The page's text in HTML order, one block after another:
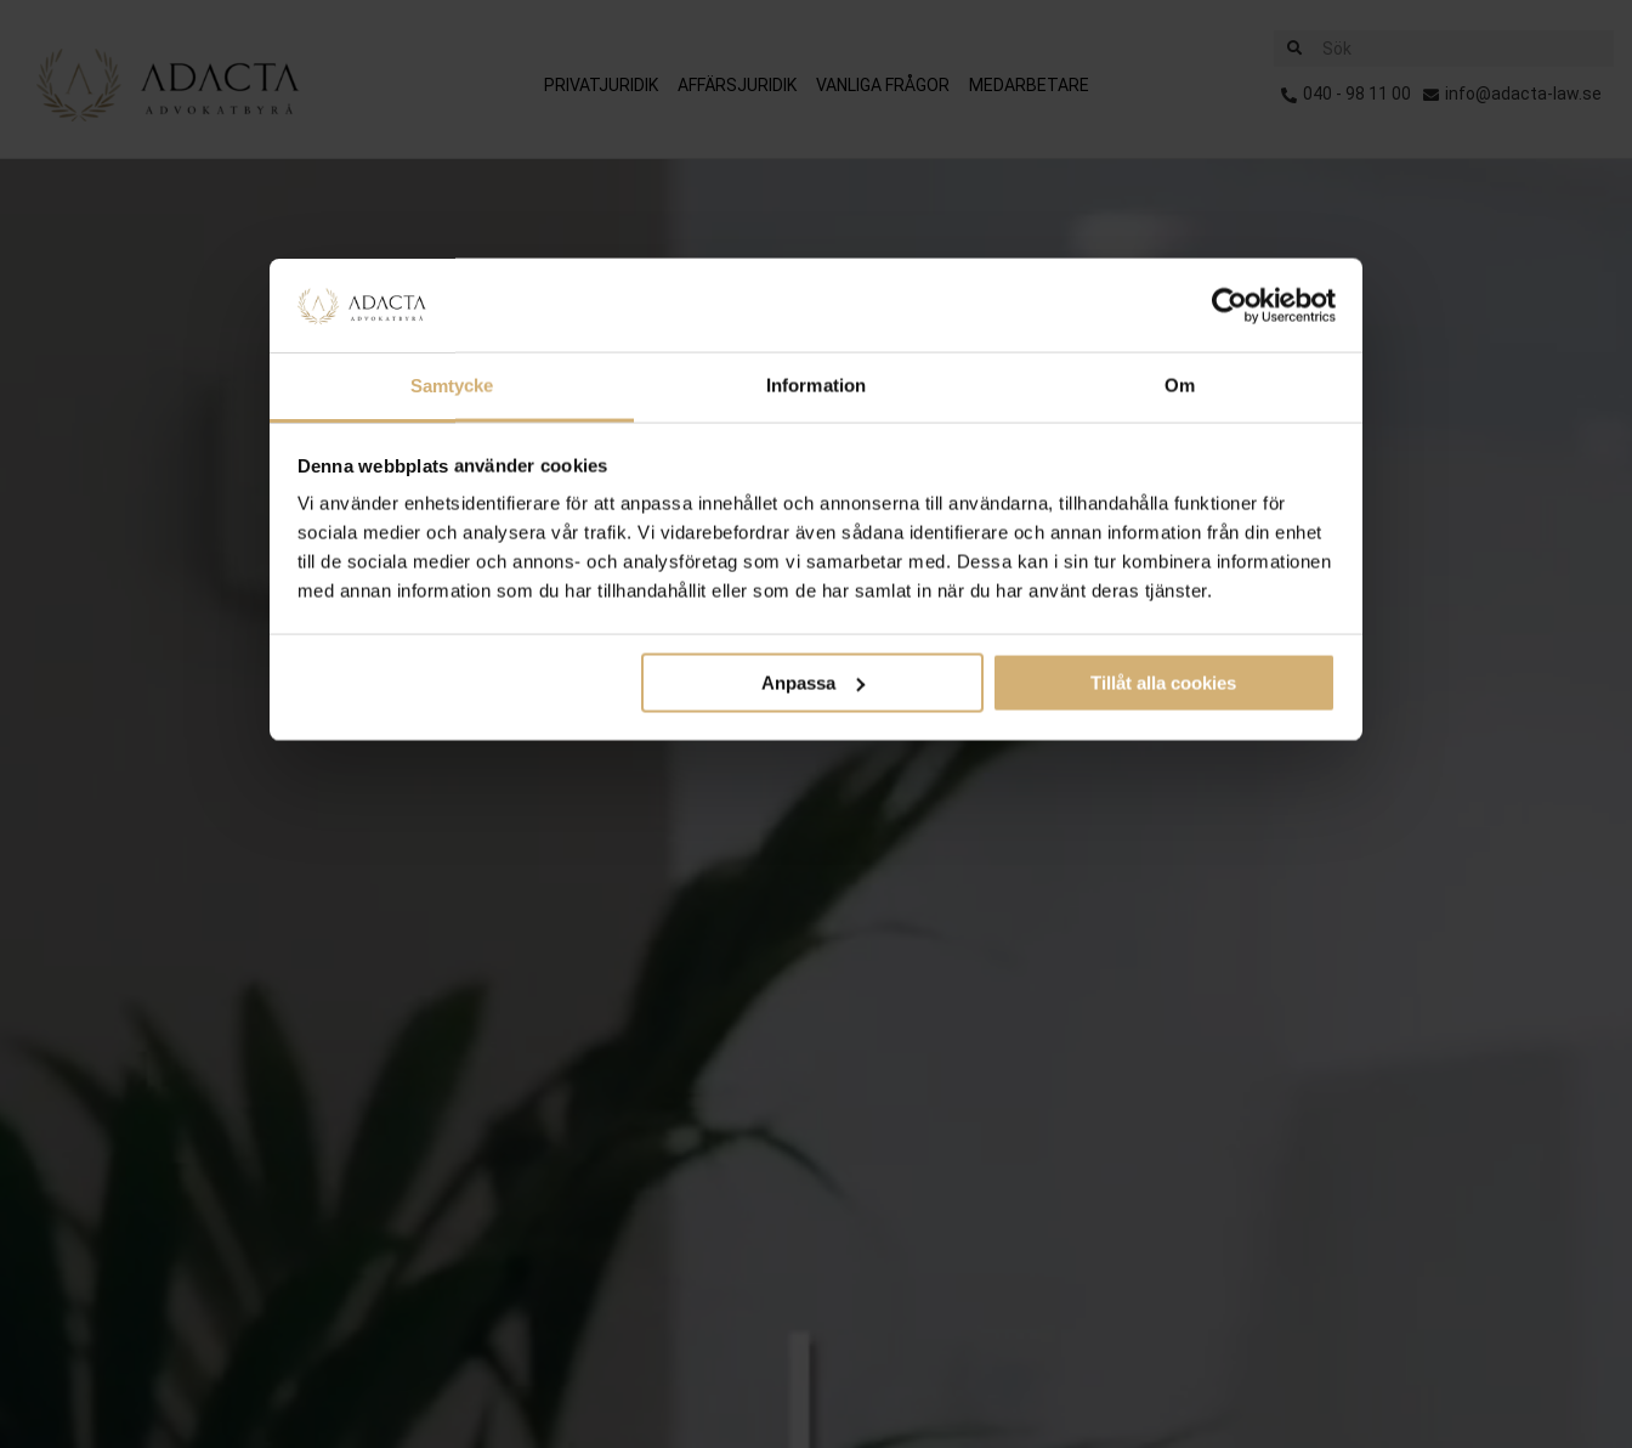
Samtycke Information Om
Denna webbplats använder cookies
Vi använder enhetsidentifierare för att anpassa innehållet och annonserna till användarna, tillhandahålla funktioner för
sociala medier och analysera vår trafik. Vi vidarebefordrar även sådana identifierare och annan information från din enhet
till de sociala medier och annons- och analysföretag som vi samarbetar med. Dessa kan i sin tur kombinera informationen
med annan information som du har tillhandahållit eller som de har samlat in när du har använt deras tjänster.
Anpassa Tillåt alla cookies
PRIVATJURIDIK AFFÄRSJURIDIK VANLIGA FRÅGOR MEDARBETARE
Sök
040 - 98 11 00 info@adacta-law.se